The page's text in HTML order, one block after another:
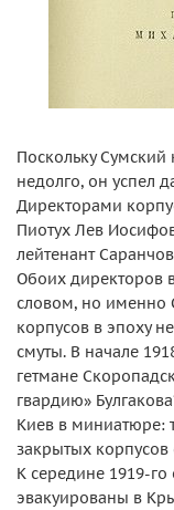
Поскольку Сумский
недолго, он успел
Директорами
Пиотух Лев
лейтенант
Обоих директоров
словом, но именно
корпусов в эпоху
смуты. В начале
гетмане
гвардию»
Киев в миниатюре:
закрытых
К середине 1919-го
эвакуированы в